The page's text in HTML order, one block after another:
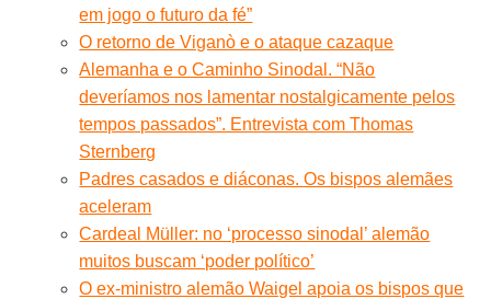
em jogo o futuro da fé”
O retorno de Viganò e o ataque cazaque
Alemanha e o Caminho Sinodal. “Não
deveríamos nos lamentar nostalgicamente pelos
tempos passados”. Entrevista com Thomas
Sternberg
Padres casados ​​e diáconas. Os bispos alemães
aceleram
Cardeal Müller: no ‘processo sinodal’ alemão
muitos buscam ‘poder político’
O ex-ministro alemão Waigel apoia os bispos que